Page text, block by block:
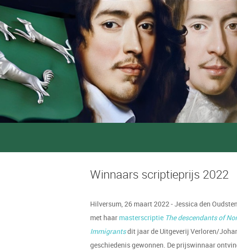
Winnaars scriptieprijs 2022
Hilversum, 26 maart 2022 - Jessica den
met haar masterscriptie The descendants of
Immigrantsdit jaar de Uitgeverij Verloren/
geschiedenis gewonnen. De prijswinnaar